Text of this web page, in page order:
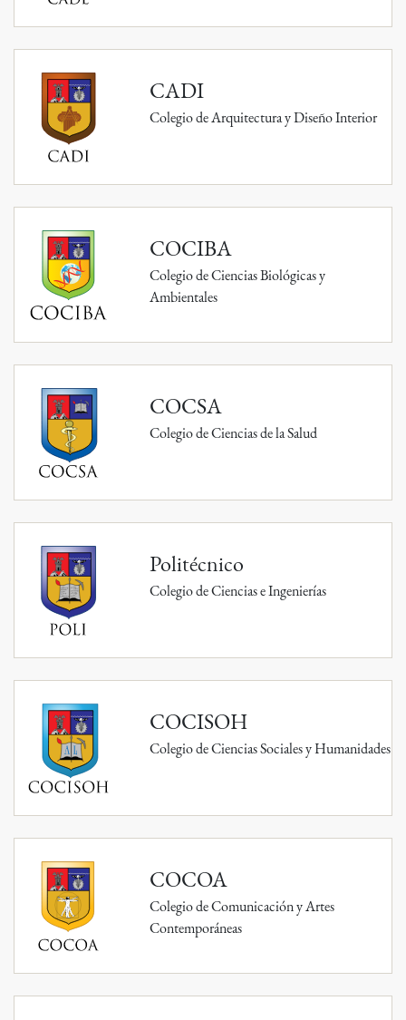
CADI
Colegio de Arquitectura y Diseño Interior
COCIBA
Colegio de Ciencias Biológicas y
Ambientales
COCSA
Colegio de Ciencias de la Salud
Politécnico
Colegio de Ciencias e Ingenierías
COCISOH
Colegio de Ciencias Sociales y Humanidades
COCOA
Colegio de Comunicación y Artes
Contemporáneas